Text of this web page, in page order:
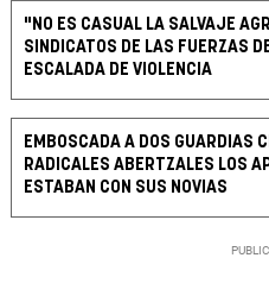
"NO ES CASUAL LA SALVAJE
SINDICATOS DE LAS FUERZAS
ESCALADA DE VIOLENCIA
EMBOSCADA A DOS GUARDIAS
RADICALES ABERTZALES LOS
ESTABAN CON SUS NOVIAS